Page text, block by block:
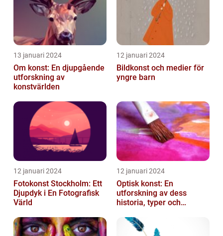
13 januari 2024
Om konst: En djupgående
utforskning av
konstvärlden
12 januari 2024
Bildkonst och medier för
yngre barn
12 januari 2024
Fotokonst Stockholm: Ett
Djupdyk i En Fotografisk
Värld
12 januari 2024
Optisk konst: En
utforskning av dess
historia, typer och